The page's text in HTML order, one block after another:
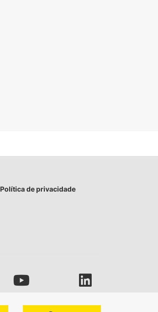
Política de privacidade